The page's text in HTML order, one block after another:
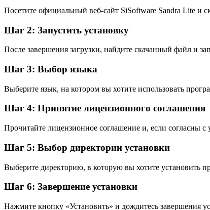
Посетите официальный веб-сайт SiSoftware Sandra Lite и
Шаг 2: Запустить установку
После завершения загрузки, найдите скачанный файл и
Шаг 3: Выбор языка
Выберите язык, на котором вы хотите использовать
Шаг 4: Принятие лицензионного соглашения
Прочитайте лицензионное соглашение и, если согласны
Шаг 5: Выбор директории установки
Выберите директорию, в которую вы хотите установить
Шаг 6: Завершение установки
Нажмите кнопку «Установить» и дождитесь завершения